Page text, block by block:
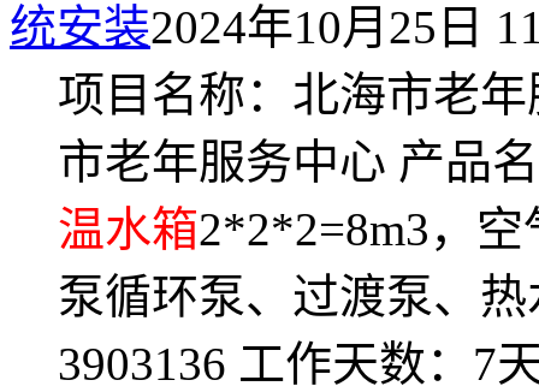
统安装2024年10月25日
项目名称：北海市老
市老年服务中心 产品
温水箱2*2*2=8m3，
泵循环泵、过渡泵、
3903136 工作天数：7